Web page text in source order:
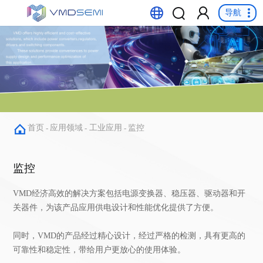
导航
首页 - 应用领域 - 工业应用 - 监控
监控
关器件，为该产品应用供电设计和性能优化提供了方便。
可靠性和稳定性，带给用户更放心的使用体验。